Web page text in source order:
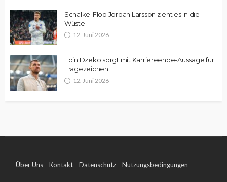
Schalke-Flop Jordan Larsson zieht es in die
Wüste
12. Juni 2026
Edin Dzeko sorgt mit Karriereende-Aussage für
Fragezeichen
12. Juni 2026
Über Uns Kontakt Datenschutz Nutzungsbedingungen